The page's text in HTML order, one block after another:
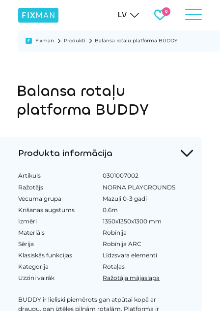
LV
Fixman Produkti Balansa rotaļu platforma BUDDY
Balansa rotaļu
platforma BUDDY
Produkta informācija
Artikuls
0301007002
Ražotājs
NORNA PLAYGROUNDS
Vecuma grupa
Mazuļi 0-3 gadi
Krišanas augstums
0.6m
Izmēri
1350x1350x1300 mm
Materiāls
Robīnija
Sērija
Robīnija ARC
Klasiskās funkcijas
Līdzsvara elementi
Kategorija
Rotaļas
Uzzini vairāk
Ražotāja mājaslapa
BUDDY ir lieliski piemērots gan atpūtai kopā ar
draugu, gan iztēles pilnām rotaļām. Platforma ir